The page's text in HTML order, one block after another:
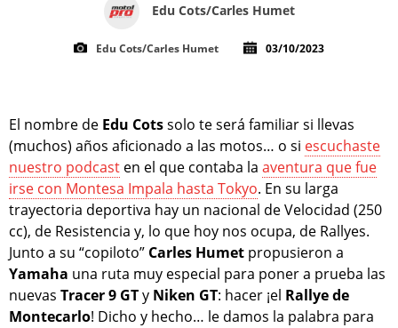
Edu Cots/Carles Humet
Edu Cots/Carles Humet 03/10/2023
El nombre de Edu Cotssolo te será familiar si llevas
(muchos) años aficionado a las motos… o si escuchaste
nuestro podcast en el que contaba la aventura que fue
irse con Montesa Impala hasta Tokyo. En su larga
trayectoria deportiva hay un nacional de Velocidad (250
cc), de Resistencia y, lo que hoy nos ocupa, de Rallyes.
Junto a su “copiloto” Carles Humet propusieron a
Yamaha una ruta muy especial para poner a prueba las
nuevas Tracer 9 GTy Niken GT: hacer ¡el Rallye de
Montecarlo! Dicho y hecho… le damos la palabra para